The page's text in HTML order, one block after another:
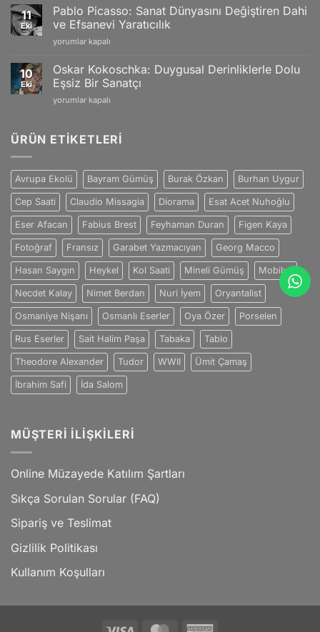
Yansımaları
için
Gogh:
Tutku
ve
Duygularla
Eşsiz
Sanat
Dünyası
için
11
Eki
Pablo Picasso: Sanat Dünyasını Değiştiren Dahi
ve Efsanevi Yaratıcılık
Pablo
Sanat
Dünyasını
Değiştiren
Dahi
Yaratıcılık
yorumlar kapalı
10
Eki
Oskar Kokoschka: Duygusal Derinliklerle Dolu
Eşsiz Bir Sanatçı
Oskar
Derinliklerle
Bir
Sanatçı
için
yorumlar kapalı
ÜRÜN ETIKETLERI
Avrupa Ekolü Bayram Gümüş Burak Özkan Burhan Uygur
Cep Saati Claudio Missagia Diorama Esat Acet Nuhoğlu
Eser Afacan Fabius Brest Feyhaman Duran Figen Kaya
Fotoğraf Fransız Garabet Yazmacıyan Georg Macco
Hasan Saygın Heykel Kol Saati Mineli Gümüş Mobilya
Necdet Kalay Nimet Berdan Nuri İyem Oryantalist
Osmaniye Nişanı Osmanlı Eserler Oya Özer Porselen
Rus Eserler Sait Halim Paşa Tabaka Tablo
Theodore Alexander Tudor WWII Ümit Çamaş
İbrahim Safi İda Salom
MÜŞTERI İLIŞKILERI
Online Müzayede Katılım Şartları
Sıkça Sorulan Sorular (FAQ)
Sipariş ve Teslimat
Gizlilik Politikası
Kullanım Koşulları